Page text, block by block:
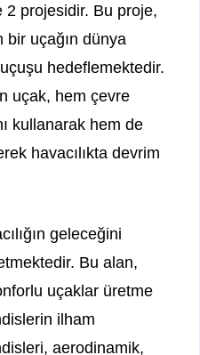
2 projesidir. Bu proje,
bir uçağın dünya
hedeflemektedir.
uçak, hem çevre
kullanarak hem de
havacılıkta devrim
geleceğini
Bu alan,
uçaklar üretme
ilham
aerodinamik,